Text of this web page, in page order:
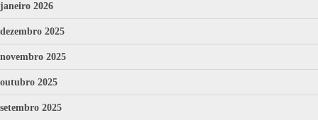
janeiro 2026
dezembro 2025
novembro 2025
outubro 2025
setembro 2025